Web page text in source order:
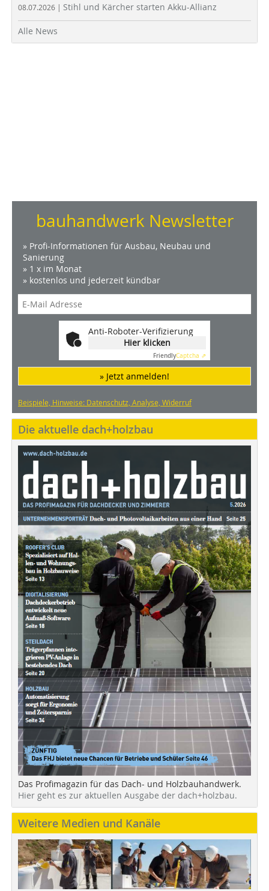
08.07.2026 | Stihl und Kärcher starten Akku-Allianz
Alle News
bauhandwerk Newsletter
» Profi-Informationen für Ausbau, Neubau und
Sanierung
» 1 x im Monat
» kostenlos und jederzeit kündbar
Anti-Roboter-Verifizierung
Hier klicken
FriendlyCaptcha ⇗
» Jetzt anmelden!
Beispiele, Hinweise: Datenschutz, Analyse, Widerruf
Die aktuelle dach+holzbau
Das Profimagazin für das Dach- und Holzbauhandwerk.
Hier geht es zur aktuellen Ausgabe der dach+holzbau.
Weitere Medien und Kanäle